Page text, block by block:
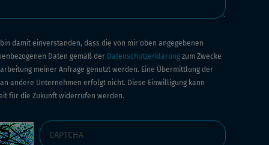
bin damit einverstanden, dass die von mir oben angegebenen
Daten gemäß der Datenschutzerklärung zum Zwecke
meiner Anfrage genutzt werden. Eine Übermittlung der
andere Unternehmen erfolgt nicht. Diese Einwilligung kann
für die Zukunft widerrufen werden.